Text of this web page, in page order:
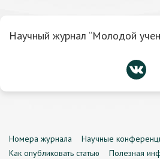
Научный журнал “Молодой
Номера журнала Научные
Как опубликовать статью
Полезная